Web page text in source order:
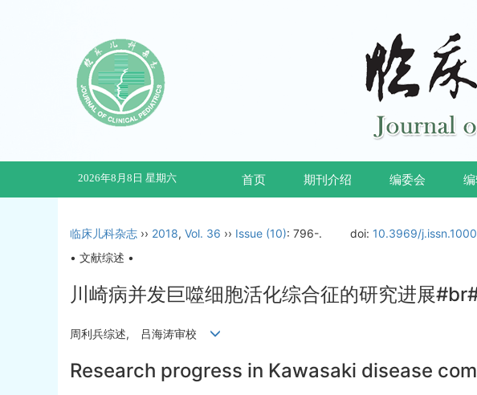
2026年8月8日 星期六 首页 期刊介绍 编委会
临床儿科杂志 ›› 2018, Vol. 36 ›› Issue (10): 796-. doi: 10.3969/
• 文献综述 •
川崎病并发巨噬细胞活化综合征的研究进展
周利兵综述, 吕海涛审校
Research progress in Kawasaki disease